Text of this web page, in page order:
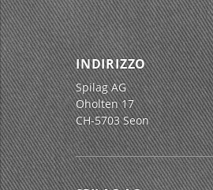
INDIRIZZO
Spilag AG
Oholten 17
CH-5703 Seon